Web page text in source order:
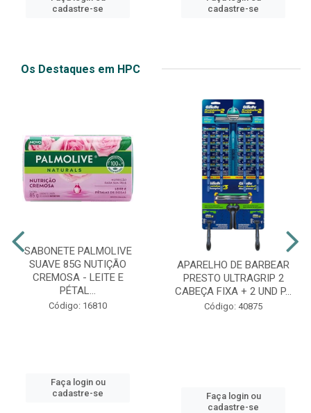
cadastre-se
cadastre-se
Os Destaques em HPC
SABONETE PALMOLIVE
SUAVE 85G NUTIÇÃO
CREMOSA - LEITE E
PÉTAL...
Código: 16810
Faça login ou
cadastre-se
APARELHO DE BARBEAR
PRESTO ULTRAGRIP 2
CABEÇA FIXA + 2 UND P...
Código: 40875
Faça login ou
cadastre-se